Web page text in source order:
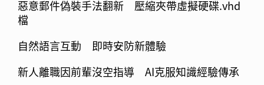
惡意郵件偽裝手法翻新 壓縮夾帶虛擬硬碟.vhd
檔
自然語言互動 即時安防新體驗
新人離職因前輩沒空指導 AI克服知識經驗傳承